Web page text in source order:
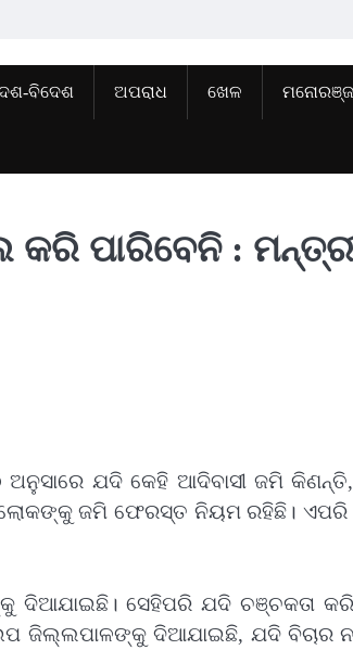
ବିଦେଶ ଅପରାଧ ଖେଳ
କରି ପାରିବେନି :
ଯଦି କେହି ଆଦିବାସୀ ଜମି କିଣନ୍ତି,
ଜମି ଫେରସ୍ତ ନିୟମ ରହିଛି। ଏପରି
ଦିଆଯାଇଛି। ସେହିପରି ଯଦି ଚଞ୍ଚକତା
ଉପ ଜିଲ୍ଲପାଳଙ୍କୁ ଦିଆଯାଇଛି, ଯଦି ବିଚାର